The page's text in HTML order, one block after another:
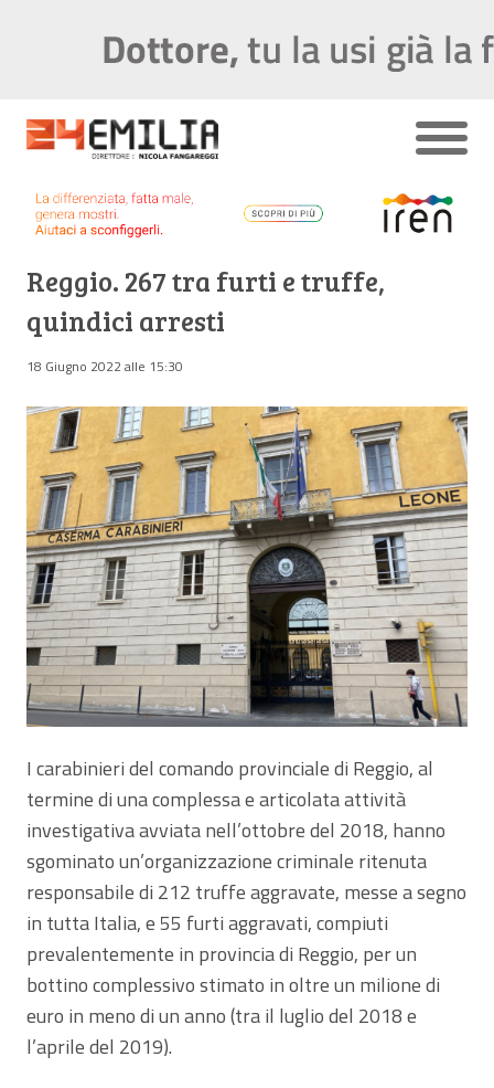
Reggio. 267 tra furti e truffe,
quindici arresti
18 Giugno 2022 alle 15:30
I carabinieri del comando provinciale di Reggio, al
termine di una complessa e articolata attività
investigativa avviata nell’ottobre del 2018, hanno
sgominato un’organizzazione criminale ritenuta
responsabile di 212 truffe aggravate, messe a segno
in tutta Italia, e 55 furti aggravati, compiuti
prevalentemente in provincia di Reggio, per un
bottino complessivo stimato in oltre un milione di
euro in meno di un anno (tra il luglio del 2018 e
l’aprile del 2019).